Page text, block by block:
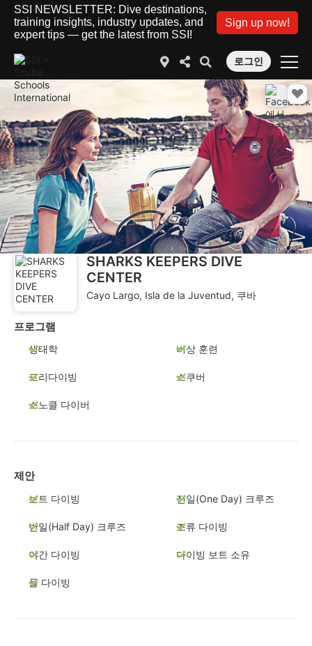
SSI NEWSLETTER: Dive destinations,
training insights, industry updates, and
expert tips — get the latest from SSI!
Sign up now!
로그인
SHARKS KEEPERS DIVE
CENTER
Cayo Largo, Isla de la Juventud, 쿠바
프로그램
생태학 비상 훈련
프리다이빙 스쿠버
스노클 다이버
제안
보트 다이빙 전일(One Day) 크루즈
반일(Half Day) 크루즈 조류 다이빙
야간 다이빙 다이빙 보트 소유
풀 다이빙